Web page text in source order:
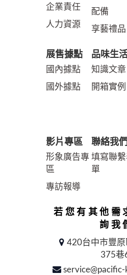
企業責任
人力資源
配備
享藝禮品
展售據點
國內據點
國外據點
品味生
知識文章
開箱實例
影片專區
形象廣告專
區
專訪報導
聯絡我們
填寫聯
單
若您有其他需
詢我
420台中市豐
375巷